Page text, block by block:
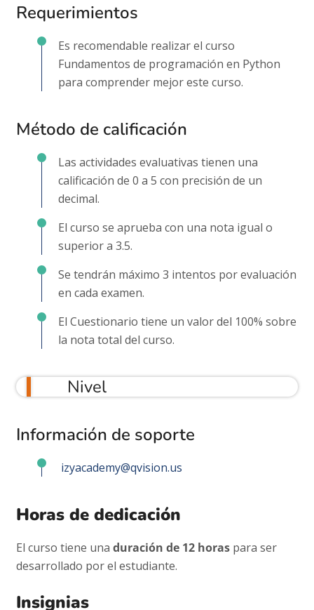
Requerimientos
Es recomendable realizar el curso
Fundamentos de programación en Python
para comprender mejor este curso.
Método de calificación
Las actividades evaluativas tienen una
calificación de 0 a 5 con precisión de un
decimal.
El curso se aprueba con una nota igual o
superior a 3.5.
Se tendrán máximo 3 intentos por evaluación
en cada examen.
El Cuestionario tiene un valor del 100% sobre
la nota total del curso.
Nivel
Información de soporte
izyacademy@qvision.us
Horas de dedicación
El curso tiene una duración de 12 horas para ser
desarrollado por el estudiante.
Insignias